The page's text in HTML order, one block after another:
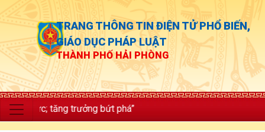
TRANG THÔNG TIN ĐIỆN TỬ PHỔ BIẾN,
GIÁO DỤC PHÁP LUẬT
THÀNH PHỐ HẢI PHÒNG
lực; tăng trưởng bứt phá”